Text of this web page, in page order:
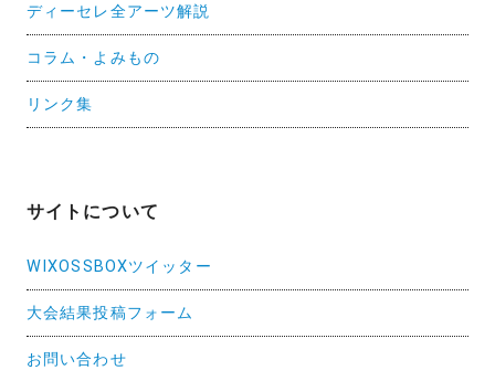
ディーセレ全アーツ解説
コラム・よみもの
リンク集
サイトについて
WIXOSSBOXツイッター
大会結果投稿フォーム
お問い合わせ